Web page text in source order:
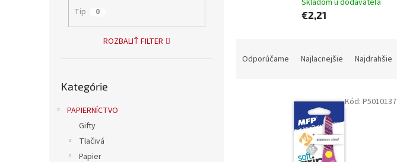
Tip 0
ROZBALIŤ FILTER
kategórie
Kategórie
PAPIERNÍCTVO
Gifty
Tlačivá
Papier
Skladom u dodávateľa
€2,21
Odporúčame Najlacnejšie Najdrahšie
Kód: P5010137